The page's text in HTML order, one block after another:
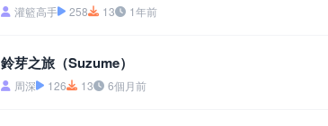
灌籃高手 258 13 1年前
鈴芽之旅（Suzume）
周深 126 13 6個月前